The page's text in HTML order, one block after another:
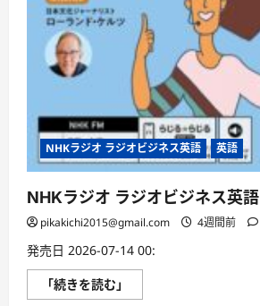
NHKラジオ ラジオビジネス英語 英語
NHKラジオ ラジオビジネス英語
pikakichi2015@gmail.com 4週間前
発売日 2026-07-14 00:
「続きを読む」
ラ